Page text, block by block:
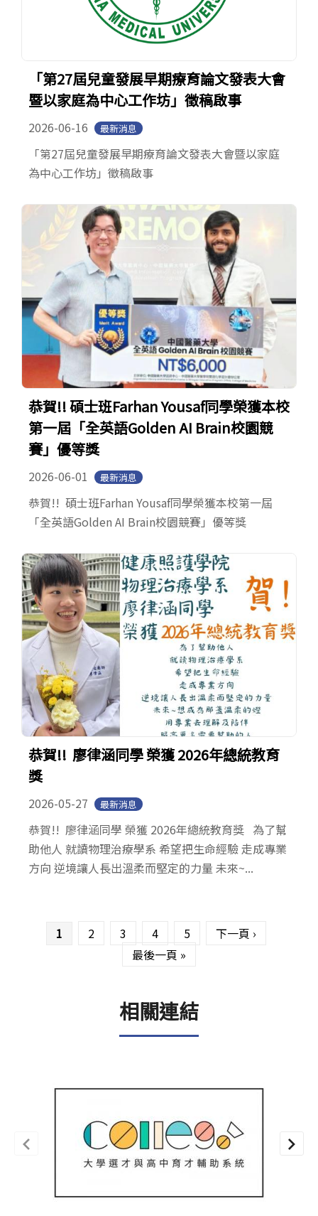
「第27屆兒童發展早期療育論文發表大會
暨以家庭為中心工作坊」徵稿啟事
2026-06-16 最新消息
「第27屆兒童發展早期療育論文發表大會暨以家庭
為中心工作坊」徵稿啟事
恭賀!! 碩士班Farhan Yousaf同學榮獲本校
第一屆「全英語Golden AI Brain校園競
賽」優等獎
2026-06-01 最新消息
恭賀!! 碩士班Farhan Yousaf同學榮獲本校第一屆
「全英語Golden AI Brain校園競賽」優等獎
恭賀!! 廖律涵同學 榮獲 2026年總統教育
獎
2026-05-27 最新消息
恭賀!! 廖律涵同學 榮獲 2026年總統教育獎 為了幫
助他人 就讀物理治療學系 希望把生命經驗 走成專業
方向 逆境讓人長出溫柔而堅定的力量 未來~...
1 2 3 4 5
下一頁 ›
最後一頁 »
相關連結